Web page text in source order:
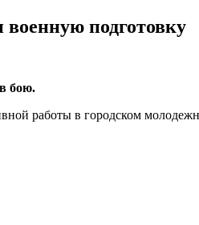
подготовку
бою.
работы в городском